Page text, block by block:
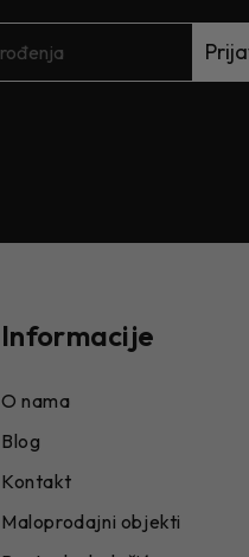
Informacije
O nama
Blog
Kontakt
Maloprodajni objekti